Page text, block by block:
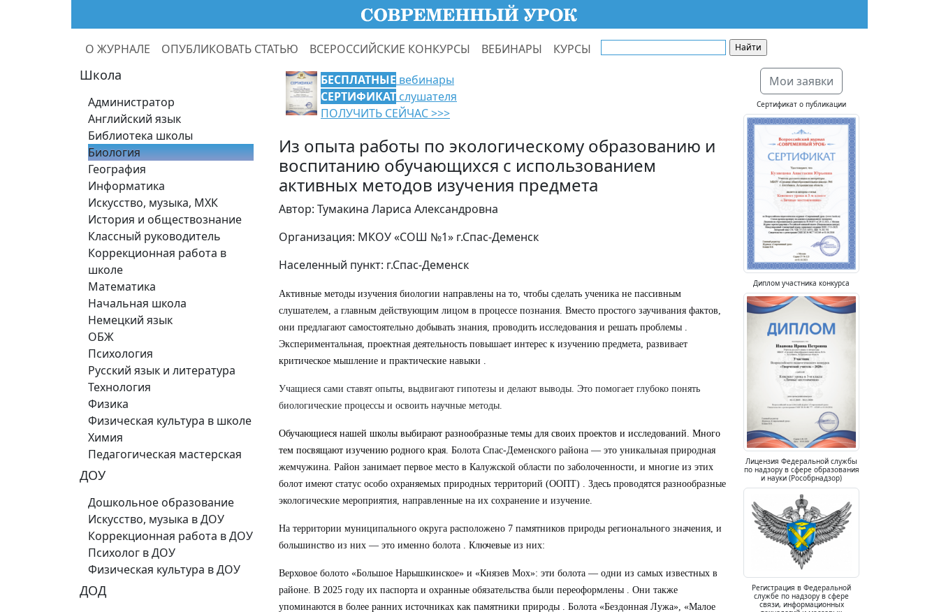
О ЖУРНАЛЕ ОПУБЛИКОВАТЬ СТАТЬЮ ВСЕРОССИЙСКИЕ КОНКУРСЫ ВЕБИНАРЫ КУРСЫ
Школа
Администратор
Английский язык
Библиотека школы
Биология
География
Информатика
Искусство, музыка, МХК
История и обществознание
Классный руководитель
Коррекционная работа в
школе
Математика
Начальная школа
Немецкий язык
ОБЖ
Психология
Русский язык и литература
Технология
Физика
Физическая культура в школе
Химия
Педагогическая мастерская
ДОУ
Дошкольное образование
Искусство, музыка в ДОУ
Коррекционная работа в ДОУ
Психолог в ДОУ
Физическая культура в ДОУ
ДОД
БЕСПЛАТНЫЕ вебинары
СЕРТИФИКАТ слушателя
ПОЛУЧИТЬ СЕЙЧАС >>>
Из опыта работы по экологическому образованию и
воспитанию обучающихся с использованием
активных методов изучения предмета
Автор: Тумакина Лариса Александровна
Организация: МКОУ «СОШ №1» г.Спас-Деменск
Населенный пункт: г.Спас-Деменск
Активные методы изучения биологии направлены на то, чтобы сделать ученика не пассивным
слушателем, а главным действующим лицом в процессе познания. Вместо простого заучивания фактов,
они предлагают самостоятельно добывать знания, проводить исследования и решать проблемы .
Экспериментальная, проектная деятельность повышает интерес к изучению предмета, развивает
критическое мышление и практические навыки .
Учащиеся сами ставят опыты, выдвигают гипотезы и делают выводы. Это помогает глубоко понять
биологические процессы и освоить научные методы.
Обучающиеся нашей школы выбирают разнообразные темы для своих проектов и исследований. Много
тем посвящают изучению родного края. Болота Спас-Деменского района — это уникальная природная
жемчужина. Район занимает первое место в Калужской области по заболоченности, и многие из этих
болот имеют статус особо охраняемых природных территорий (ООПТ) . Здесь проводятся разнообразные
экологические мероприятия, направленные на их сохранение и изучение.
На территории муниципального округа расположено 7 памятников природы регионального значения, и
большинство из них — это именно болота . Ключевые из них:
Верховое болото «Большое Нарышкинское» и «Князев Мох»: эти болота — одни из самых известных в
районе. В 2025 году их паспорта и охранные обязательства были переоформлены . Они также
упоминаются в более ранних источниках как памятники природы . Болота «Бездонная Лужа», «Малое
Мои заявки
Сертификат о публикации
Диплом участника конкурса
Лицензия Федеральной службы
по надзору в сфере образования
и науки (Рособрнадзор)
Регистрация в Федеральной
службе по надзору в сфере
связи, информационных